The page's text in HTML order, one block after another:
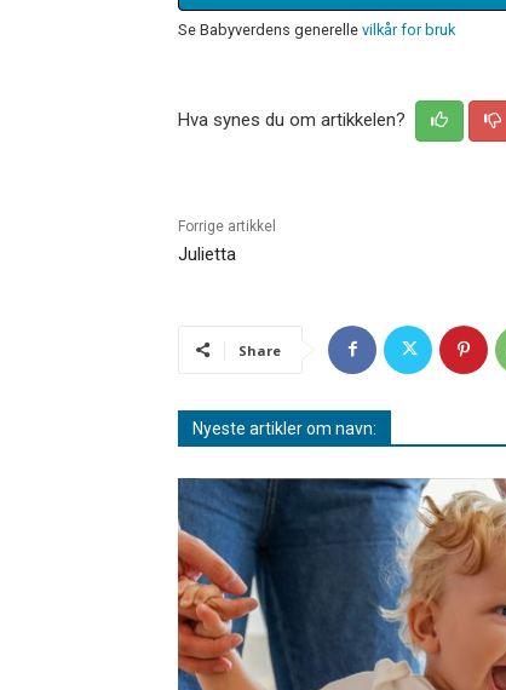
Se Babyverdens generelle vilkår for bruk
Hva synes du om artikkelen?
Forrige artikkel
Julietta
Share
Nyeste artikler om navn: